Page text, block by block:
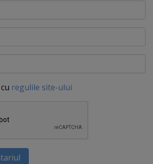
regulile site-ului